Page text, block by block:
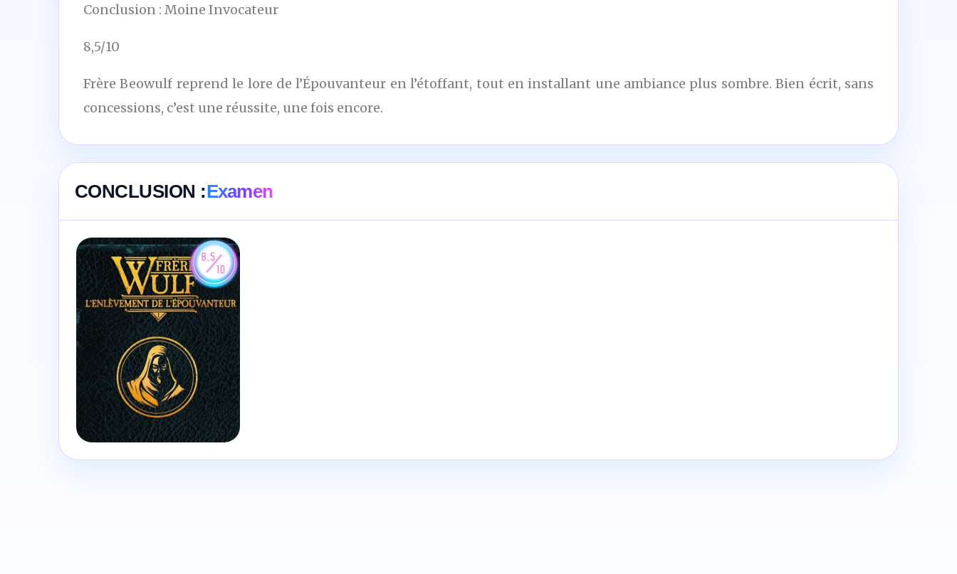
Conclusion : Moine Invocateur
8,5/10
Frère Beowulf reprend le lore de l’Épouvanteur en l’étoffant, tout en installant une ambiance plus sombre. Bien écrit, sans
concessions, c’est une réussite, une fois encore.
CONCLUSION :Examen